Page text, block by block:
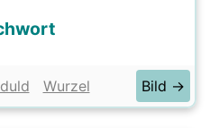
Wurzel Bild →